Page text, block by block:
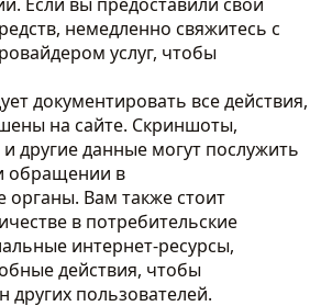
немедленно свяжитесь с
услуг, чтобы
документировать все действия,
на сайте. Скриншоты,
другие данные могут послужить
обращении в
органы. Вам также стоит
в потребительские
интернет-ресурсы,
действия, чтобы
других пользователей.